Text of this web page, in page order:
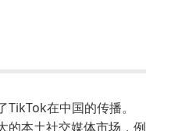
在中国的传播。
的本土社交媒体市场，例